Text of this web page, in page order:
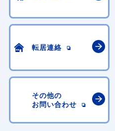
転居連絡
その他の
お問い合わせ